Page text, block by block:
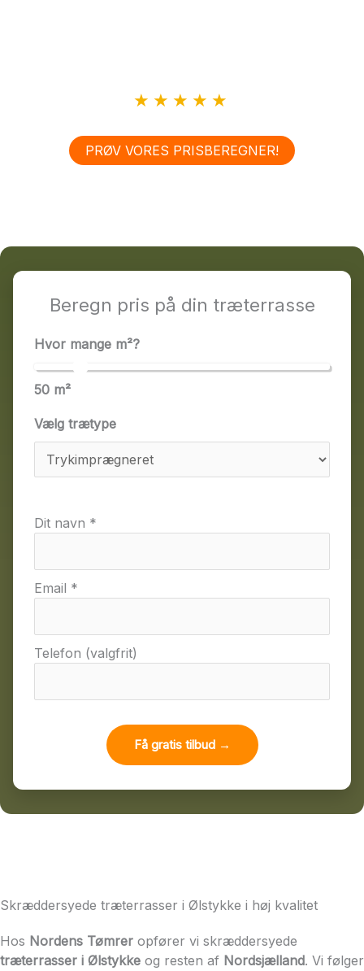
★★★★★
PRØV VORES PRISBEREGNER!
Beregn pris på din træterrasse
Hvor mange m²?
50 m²
Vælg trætype
Dit navn *
Email *
Telefon (valgfrit)
Få gratis tilbud →
Skræddersyede træterrasser i Ølstykke i høj kvalitet
Hos Nordens Tømrer opfører vi skræddersyede
træterrasser i Ølstykke og resten af Nordsjælland. Vi følger